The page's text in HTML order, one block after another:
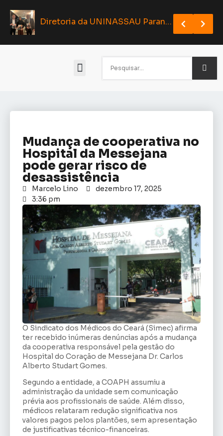
Diretoria da UNINASSAU Parangaba participa de evento que cel
Neném Dias entra na pré-campanha de Adail Carneiro e potencializa articulação para as eleições de 2026
Eusébio lançará programa Eusébio Gastronômico na próxima segunda (27/04)
Mudança de cooperativa no
Hospital da Messejana
pode gerar risco de
desassistência
Marcelo Lino
dezembro 17, 2025
3:36 pm
O Sindicato dos Médicos do Ceará (Simec) afirma
ter recebido inúmeras denúncias após a mudança
da cooperativa responsável pela gestão do
Hospital do Coração de Messejana Dr. Carlos
Alberto Studart Gomes.
Segundo a entidade, a COAPH assumiu a
administração da unidade sem comunicação
prévia aos profissionais de saúde. Além disso,
médicos relataram redução significativa nos
valores pagos pelos plantões, sem apresentação
de justificativas técnico-financeiras.